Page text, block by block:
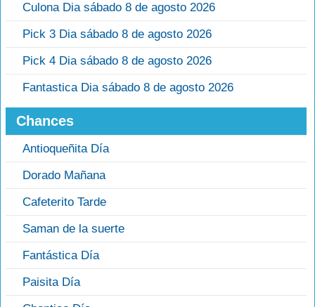
Culona Dia sábado 8 de agosto 2026
Pick 3 Dia sábado 8 de agosto 2026
Pick 4 Dia sábado 8 de agosto 2026
Fantastica Dia sábado 8 de agosto 2026
Chances
Antioqueñita Día
Dorado Mañana
Cafeterito Tarde
Saman de la suerte
Fantástica Día
Paisita Día